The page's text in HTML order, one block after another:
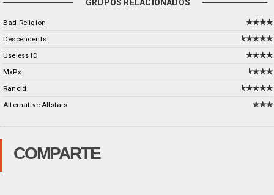
GRUPOS RELACIONADOS
Bad Religion
Descendents
Useless ID
MxPx
Rancid
Alternative Allstars
COMPARTE